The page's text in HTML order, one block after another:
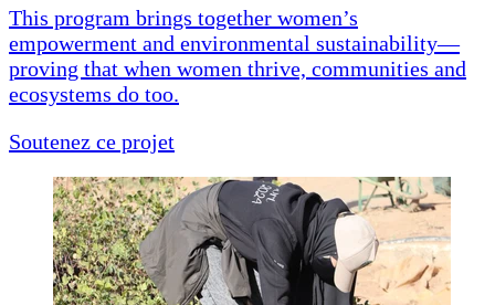
This program brings together women’s
empowerment and environmental sustainability—
proving that when women thrive, communities and
ecosystems do too.
Soutenez ce projet